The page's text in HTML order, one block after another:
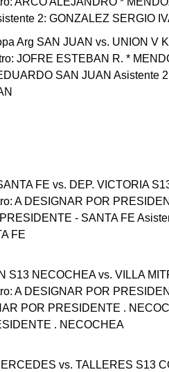
2: GONZALEZ SERGIO
Arg SAN JUAN vs. UNION V
JOFRE ESTEBAN R. *
SAN JUAN Asistente
FE vs. DEP. VICTORIA
A DESIGNAR POR
- SANTA FE
FE
S13 NECOCHEA vs. VILLA
A DESIGNAR POR
POR PRESIDENTE .
. NECOCHEA
vs. TALLERES S13